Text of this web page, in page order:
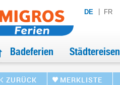
DE FR
Badeferien Städtereisen
ZURÜCK
MERKLISTE